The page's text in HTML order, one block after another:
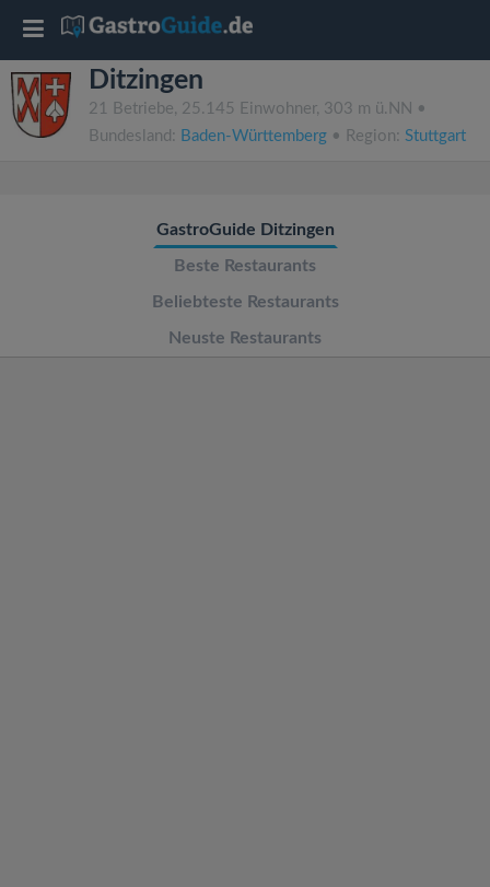
Ditzingen
21 Betriebe, 25.145 Einwohner, 303 m ü.NN •
Bundesland: Baden-Württemberg • Region: Stuttgart
GastroGuide Ditzingen
Beste Restaurants
Beliebteste Restaurants
Neuste Restaurants
T
o
g